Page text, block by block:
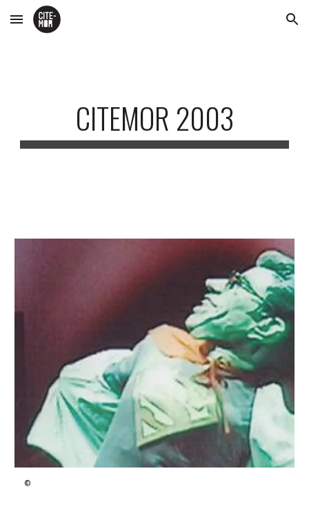
Skip to main content Skip to navigation
CITEMOR 2003
©